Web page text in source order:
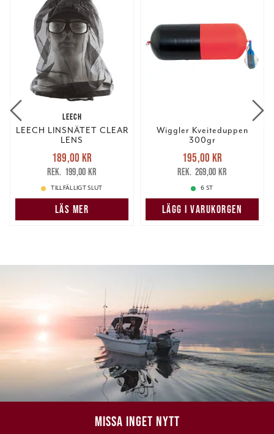
LEECH
LEECH LINSNÄTET CLEAR
LENS
Nuvarande pris
189,00 krTidigare pris
199,00 kr
189,00 kr
199,00 kr
TILLFÄLLIGT SLUT
LÄS MER
Wiggler Kveiteduppen
300gr
Nuvarande pris
195,00 krTidigare pris
269,00 kr
195,00 kr
269,00 kr
6 ST
LÄGG I VARUKORGEN
MISSA INGET NYTT